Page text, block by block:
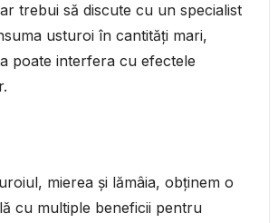
trebui să discute cu un specialist
usturoi în cantități mari,
poate interfera cu efectele
mierea și lămâia, obținem o
cu multiple beneficii pentru